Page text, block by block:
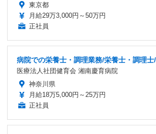
東京都
月給29万3,000円～50万円
正社員
病院での栄養士・調理業務/栄養士・調理
医療法人社団健育会 湘南慶育病院
神奈川県
月給18万5,000円～25万円
正社員